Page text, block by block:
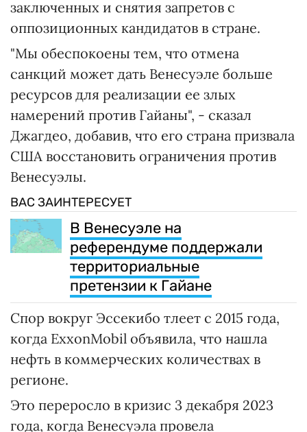
заключенных и снятия запретов с
оппозиционных кандидатов в стране.
"Мы обеспокоены тем, что отмена
санкций может дать Венесуэле больше
ресурсов для реализации ее злых
намерений против Гайаны", - сказал
Джагдео, добавив, что его страна призвала
США восстановить ограничения против
Венесуэлы.
ВАС ЗАИНТЕРЕСУЕТ
В Венесуэле на
референдуме поддержали
территориальные
претензии к Гайане
Спор вокруг Эссекибо тлеет с 2015 года,
когда ExxonMobil объявила, что нашла
нефть в коммерческих количествах в
регионе.
Это переросло в кризис 3 декабря 2023
года, когда Венесуэла провела